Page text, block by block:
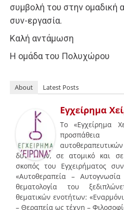
συμβολή του στην ομαδική
συν-εργασία.
Καλή αντάμωση
Η ομάδα του Πολυχώρου
About Latest Posts
Εγχείρημα
Το «Εγχείρημα
δυνάμεων, σε ατομικό και
σκοπός του Εγχειρήματος
«Αυτοθεραπεία –
θεματολογία του
θεματικών ενοτήτων:
– Θεραπεία ως τέχνη –